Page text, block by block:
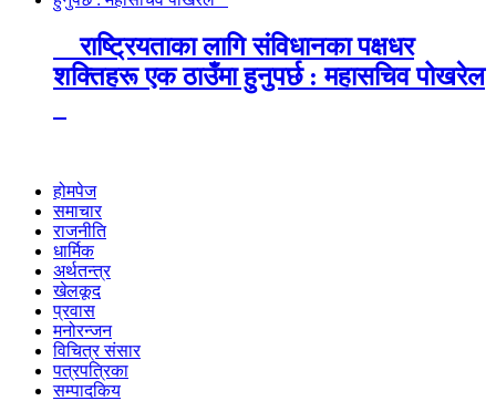
राष्ट्रियताका लागि संविधानका पक्षधर
शक्तिहरू एक ठाउँमा हुनुपर्छ : महासचिव पोखरेल
होमपेज
समाचार
राजनीति
धार्मिक
अर्थतन्त्र
खेलकूद
प्रवास
मनोरन्जन
विचित्र संसार
पत्रपत्रिका
सम्पादकिय